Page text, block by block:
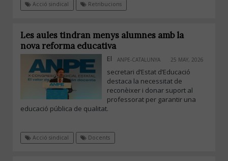
Acció sindical Retribucions
Les aules tindran menys alumnes amb la
nova reforma educativa
ANPE-CATALUNYA 25 MAY, 2026
El
secretari d’Estat d’Educació
destaca la necessitat de
reconèixer i donar suport al
professorat per garantir una
educació pública de qualitat.
Acció sindical Docents